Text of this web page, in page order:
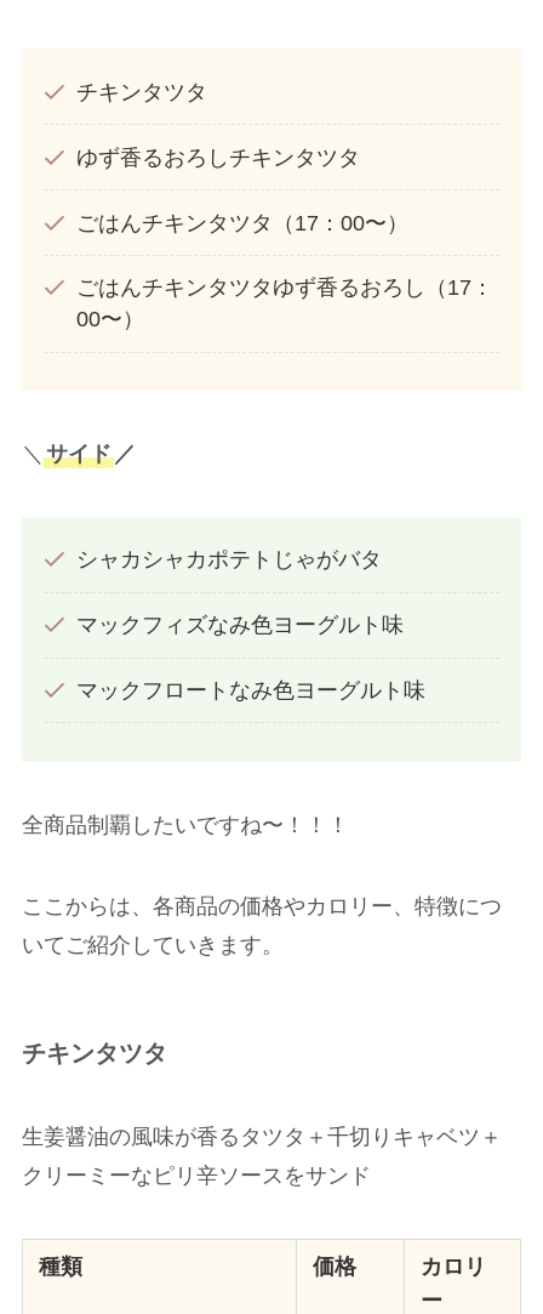
チキンタツタ
ゆず香るおろしチキンタツタ
ごはんチキンタツタ（17：00〜）
ごはんチキンタツタゆず香るおろし（17：
00〜）
＼ サイド／
シャカシャカポテトじゃがバタ
マックフィズなみ色ヨーグルト味
マックフロートなみ色ヨーグルト味
全商品制覇したいですね〜！！！
ここからは、各商品の価格やカロリー、特徴につ
いてご紹介していきます。
チキンタツタ
生姜醤油の風味が香るタツタ＋千切りキャベツ＋
クリーミーなピリ辛ソースをサンド
種類 価格
カロリ
ー